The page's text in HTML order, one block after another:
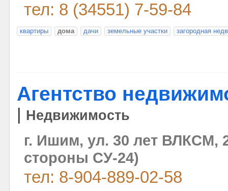
тел: 8 (34551) 7-59-84
квартиры дома дачи земельные участки загородная
Агентство
Недвижимость
г. Ишим, ул. 30 лет ВЛКСМ,
стороны СУ-24)
тел: 8-904-889-02-58